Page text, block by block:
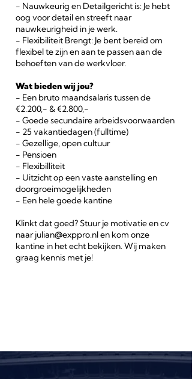
- Nauwkeurig en Detailgericht is: Je hebt
oog voor detail en streeft naar
nauwkeurigheid in je werk.
- Flexibiliteit Brengt: Je bent bereid om
flexibel te zijn en aan te passen aan de
behoeften van de werkvloer.
Wat bieden wij jou?
- Een bruto maandsalaris tussen de
€2.200,- & €2.800,-
- Goede secundaire arbeidsvoorwaarden
- 25 vakantiedagen (fulltime)
- Gezellige, open cultuur
- Pensioen
- Flexibilliteit
- Uitzicht op een vaste aanstelling en
doorgroeimogelijkheden
- Een hele goede kantine
Klinkt dat goed? Stuur je motivatie en cv
naar julian@exppro.nl en kom onze
kantine in het echt bekijken. Wij maken
graag kennis met je!